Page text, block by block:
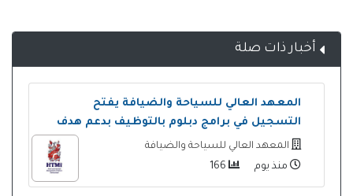
أخبار ذات صلة
المعهد العالي للسياحة والضيافة يفتح
التسجيل في برامج دبلوم بالتوظيف بدعم هدف
المعهد العالي للسياحة والضيافة
منذ يوم